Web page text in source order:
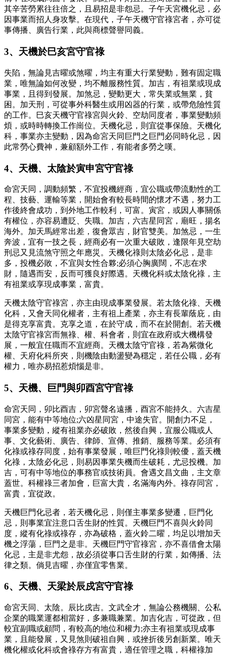
其辛苦勞累往往倍之，且易招是非怨忌。子午天宮機化忌，必
因事業而招人身攻擊。在現代，子午天機守官祿宮者，亦可從
事傳播、廣告行業，此與商標聲譽同義。
3、天機於巳亥宮守官祿
失陷，無論見吉曜或煞曜，均主有重大行業變動，難有固定職
業，唯無論如何改變，均不離服務性質。加吉，有祖業或現成
事業，且得到發展。加煞忌，變動更大，常失業或無業，貧
困。加天刑，可從事外科醫生或用凶器的行業，或帶危險性質
的工作。巳亥天機守官祿宮與火鈴、空劫同度者，事業變動頻
煩，或時時轉換工作崗位。天機化忌，則宜從事保險。天機化
科，事業亦主變動，因為命宮天同巨門之巨門必同時化忌，因
此常勞心費神，兼顧額外工作，有能者多勞之嘆。
4、天機、太陰於寅申宮守官祿
命宮天同，調動頻繁，不宜投機經商，宜公職或帶流動性的工
程、技藝、運輸等業，開始會有較長時間的懷才不遇，努力工
作後終會成功，到外地工作較利，可富。寅宮，或因人事關係
有權位，亦容易遭貶、失職。加吉，六吉星同宮，廟旺，揚名
海外。加天馬經常出差，復會眾吉，財官雙美。加煞忌，一生
奔波，宜有一技之長，經商必有一次重大破敗，逢限年見空劫
刑忌又見流煞守照之年應災。天機化祿則太陰必化忌，是非
多，投機必敗，不宜與女性合夥;必須心胸廣闊，不志在求
財，隨遇而安，反而可獲良好際遇。天機化科或太陰化祿，主
有祖業或享現成事業，富貴。
天機太陰守官祿宮，亦主由現成事業發展。若太陰化祿、天機
化科，又會天同化權者，主有祖上產業，亦主有長輩蔭庇，由
是得克享富貴。克享之道，在於守成，而不在於開創。若天機
太陰守官祿宮而無祿、權、科會者，則宜在政府或大機構發
展，一般宜任職而不宜經商。天機太陰守官祿，若為紫微化
權、天府化科所夾，則機陰由動盪變為穩定，若任公職，必有
權力，唯亦易招惹煩惱是非。
5、天機、巨門與卯酉宮守官祿
命宮天同，卯比酉吉，卯宮聲名遠播，酉宮不能持久。六吉星
同宮，能有中等地位;六凶星同宮，中途失官。開創力不足，
事業多變動，縱有祖業亦必破敗，然後自興，宜服公職或人
事、文化藝術、廣告、律師、宣傳、推銷、服務等業。必須有
化祿或祿存同度，始有事業發展，唯巨門化祿則較優，蓋天機
化祿，太陰必化忌，則易因事業失機而生破耗，尤忌投機。加
吉，可有中等地位的事務官或技術員。會遇文昌文曲，主文章
蓋世。科權祿三者加會，巨富大貴，名滿海內外。祿存同宮，
富貴，宜從政。
天機巨門化忌者，若天機化忌，則僅主事業多變遷，巨門化
忌，則事業宜注意口舌生財的性質。天機巨門不喜與火鈴同
度，縱有化祿或祿存，亦為破格，蓋火鈴二曜，均足以增加天
機之浮蕩，巨門之是非。天機巨門守官祿宮，亦不喜借會太陽
化忌，主是非尤怨，故必須從事口舌生財的行業，如傳播、法
律之類。倘見吉曜，亦僅宜零售業。
6、天機、天梁於辰戍宮守官祿
命宮天同、太陰。辰比戍吉。文武全才，無論公務機關、公私
企業的職業運都相當好，多兼職兼業。加吉化吉，可從政，但
較宜副職或顧問，有較高的地位和權力;亦主有祖業或現成事
業，且能發展，又見煞則破祖自興，或挫折後另創新業。唯天
機化權或化科或會祿存方有富貴，適任管理之職，科權祿加